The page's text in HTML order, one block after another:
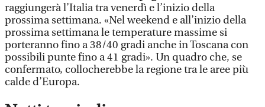
raggiungerà l’Italia tra venerdì e l’inizio della
prossima settimana. «Nel weekend e all’inizio della
prossima settimana le temperature massime si
porteranno fino a 38/40 gradi anche in Toscana con
possibili punte fino a 41 gradi». Un quadro che, se
confermato, collocherebbe la regione tra le aree più
calde d’Europa.